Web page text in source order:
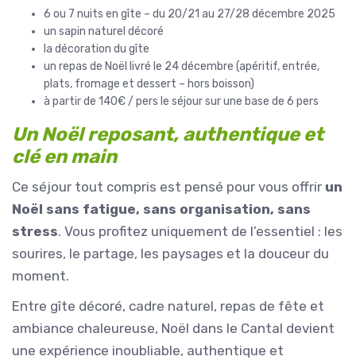
6 ou 7 nuits en gîte – du 20/21 au 27/28 décembre 2025
un sapin naturel décoré
la décoration du gîte
un repas de Noël livré le 24 décembre (apéritif, entrée,
plats, fromage et dessert – hors boisson)
à partir de 140€ / pers le séjour sur une base de 6 pers
Un Noël reposant, authentique et
clé en main
Ce séjour tout compris est pensé pour vous offrir un
Noël sans fatigue, sans organisation, sans
stress. Vous profitez uniquement de l’essentiel : les
sourires, le partage, les paysages et la douceur du
moment.
Entre gîte décoré, cadre naturel, repas de fête et
ambiance chaleureuse, Noël dans le Cantal devient
une expérience inoubliable, authentique et